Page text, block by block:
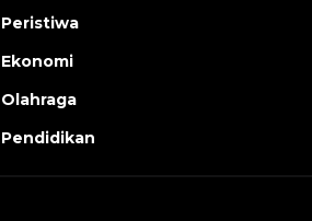
Peristiwa
Ekonomi
Olahraga
Pendidikan